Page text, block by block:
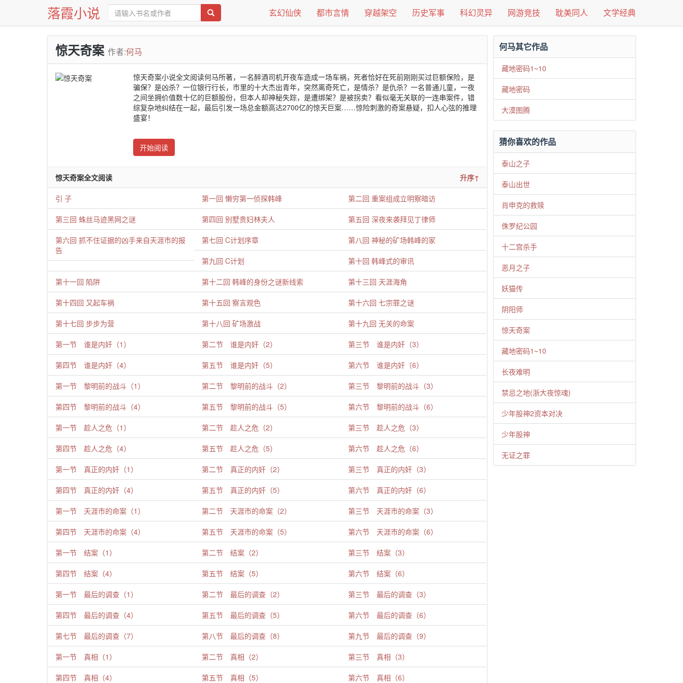
落霞小说 玄幻仙侠 都市言情 穿越架空 历史军事 科幻灵异 网游竞技 耽美同人 文学经典
惊天奇案 作者:何马
惊天奇案小说全文阅读何马所著，一名醉酒司机开夜车造成一场车祸，死者恰好在死前刚刚买过巨额保险，是
骗保？是凶杀？一位银行行长，市里的十大杰出青年，突然离奇死亡，是情杀？是仇杀？一名普通儿童，一夜
之间坐拥价值数十亿的巨额股份，但本人却神秘失踪，是遭绑架？是被拐卖？看似毫无关联的一连串案件，错
综复杂地纠结在一起，最后引发一场总金额高达2700亿的惊天巨案……惊险刺激的奇案悬疑，扣人心弦的推理
盛宴！
开始阅读
惊天奇案全文阅读 升序↑
引 子 第一回 懒穷第一侦探韩峰 第二回 重案组成立明察暗访
第三回 蛛丝马迹黑网之谜 第四回 别墅贵妇林夫人 第五回 深夜来袭拜见丁律师
第六回 抓不住证据的凶手来自天涯市的报
告
第七回 C计划序章 第八回 神秘的矿场韩峰的家
第九回 C计划 第十回 韩峰式的审讯
第十一回 陷阱 第十二回 韩峰的身份之谜新线索 第十三回 天涯海角
第十四回 又起车祸 第十五回 察言观色 第十六回 七宗罪之谜
第十七回 步步为营 第十八回 矿场激战 第十九回 无关的命案
第一节 谁是内奸（1） 第二节 谁是内奸（2） 第三节 谁是内奸（3）
第四节 谁是内奸（4） 第五节 谁是内奸（5） 第六节 谁是内奸（6）
第一节 黎明前的战斗（1） 第二节 黎明前的战斗（2） 第三节 黎明前的战斗（3）
第四节 黎明前的战斗（4） 第五节 黎明前的战斗（5） 第六节 黎明前的战斗（6）
第一节 趁人之危（1） 第二节 趁人之危（2） 第三节 趁人之危（3）
第四节 趁人之危（4） 第五节 趁人之危（5） 第六节 趁人之危（6）
第一节 真正的内奸（1） 第二节 真正的内奸（2） 第三节 真正的内奸（3）
第四节 真正的内奸（4） 第五节 真正的内奸（5） 第六节 真正的内奸（6）
第一节 天涯市的命案（1） 第二节 天涯市的命案（2） 第三节 天涯市的命案（3）
第四节 天涯市的命案（4） 第五节 天涯市的命案（5） 第六节 天涯市的命案（6）
第一节 结案（1） 第二节 结案（2） 第三节 结案（3）
第四节 结案（4） 第五节 结案（5） 第六节 结案（6）
第一节 最后的调查（1） 第二节 最后的调查（2） 第三节 最后的调查（3）
第四节 最后的调查（4） 第五节 最后的调查（5） 第六节 最后的调查（6）
第七节 最后的调查（7） 第八节 最后的调查（8） 第九节 最后的调查（9）
第一节 真相（1） 第二节 真相（2） 第三节 真相（3）
第四节 真相（4） 第五节 真相（5） 第六节 真相（6）
何马其它作品
藏地密码1~10
藏地密码
大漠图腾
猜你喜欢的作品
泰山之子
泰山出世
肖申克的救赎
侏罗纪公园
十二宫杀手
恶月之子
妖猫传
阴阳师
惊天奇案
藏地密码1~10
长夜难明
禁忌之地(浙大夜惊魂)
少年股神2资本对决
少年股神
无证之罪